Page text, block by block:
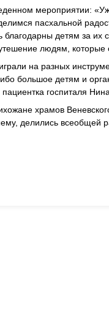
мероприятии:
пасхальной
благодарны детям за
людям, которые
на разных
большое детям и
госпиталя
храмов
делились всеобщей